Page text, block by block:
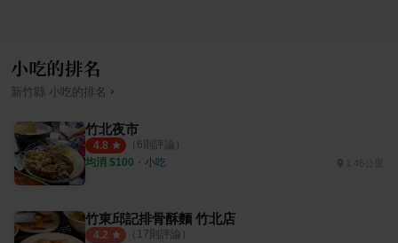
小吃的排名
新竹縣 小吃 的排名 ›
竹北夜市
4.8 （ 6則評論）
均消 $100 ・ 小吃 1.46公里
竹東邱記排骨酥麵 竹北店
4.2 （ 17則評論）